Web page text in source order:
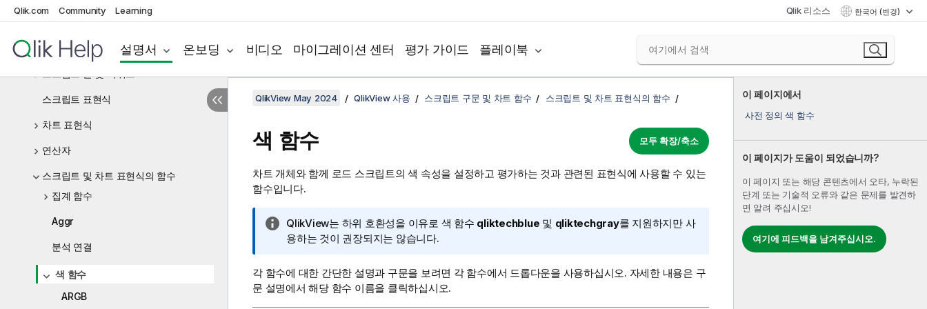
Qlik.com Community Learning Qlik 리소스 한국어 (변경)
설명서 온보딩 비디오 마이그레이션 센터 평가 가이드 플레이북
Backus-Naur이론이란?
함수
스크립트 표현식
차트 표현식
연산자
스크립트 및 차트 표현식의 함수
집계 함수
Aggr
분석 연결
색 함수
ARGB
이 페이지에서
사전 정의 색 함수
이 페이지가 도움이 되었습니까?
이 페이지 또는 해당 콘텐츠에서 오타, 누락된
단계 또는 기술적 오류와 같은 문제를 발견하
면 알려 주십시오!
여기에 피드백을 남겨주십시오.
QlikView May 2024 QlikView 사용 스크립트 구문 및 차트 함수 스크립트 및 차트 표현식의 함수
모두 확장/축소
색 함수
차트 개체와 함께 로드 스크립트의 색 속성을 설정하고 평가하는 것과 관련된 표현식에 사용할 수 있는
함수입니다.
정
보
모
QlikView는 하위 호환성을 이유로 색 함수 qliktechblue 및 qliktechgray를 지원하지만 사
용하는 것이 권장되지는 않습니다.
각 함수에 대한 간단한 설명과 구문을 보려면 각 함수에서 드롭다운을 사용하십시오. 자세한 내용은 구
문 설명에서 해당 함수 이름을 클릭하십시오.